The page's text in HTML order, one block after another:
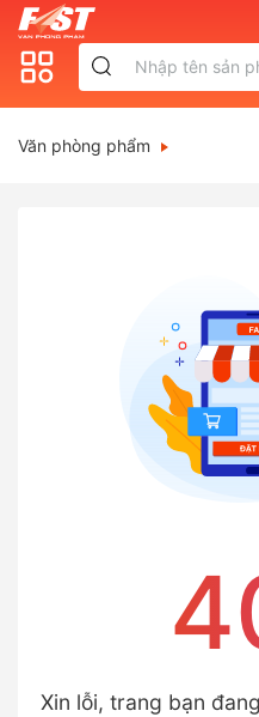
Văn phòng phẩm
Xin lỗi, trang bạn